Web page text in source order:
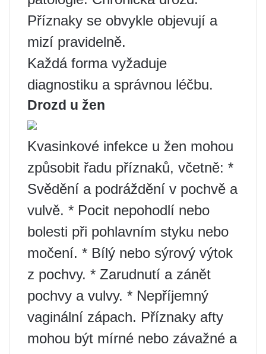
Příznaky se obvykle objevují a
mizí pravidelně.
Každá forma vyžaduje
diagnostiku a správnou léčbu.
Drozd u žen
Kvasinkové infekce u žen mohou
způsobit řadu příznaků, včetně: *
Svědění a podráždění v pochvě a
vulvě. * Pocit nepohodlí nebo
bolesti při pohlavním styku nebo
močení. * Bílý nebo sýrový výtok
z pochvy. * Zarudnutí a zánět
pochvy a vulvy. * Nepříjemný
vaginální zápach. Příznaky afty
mohou být mírné nebo závažné a